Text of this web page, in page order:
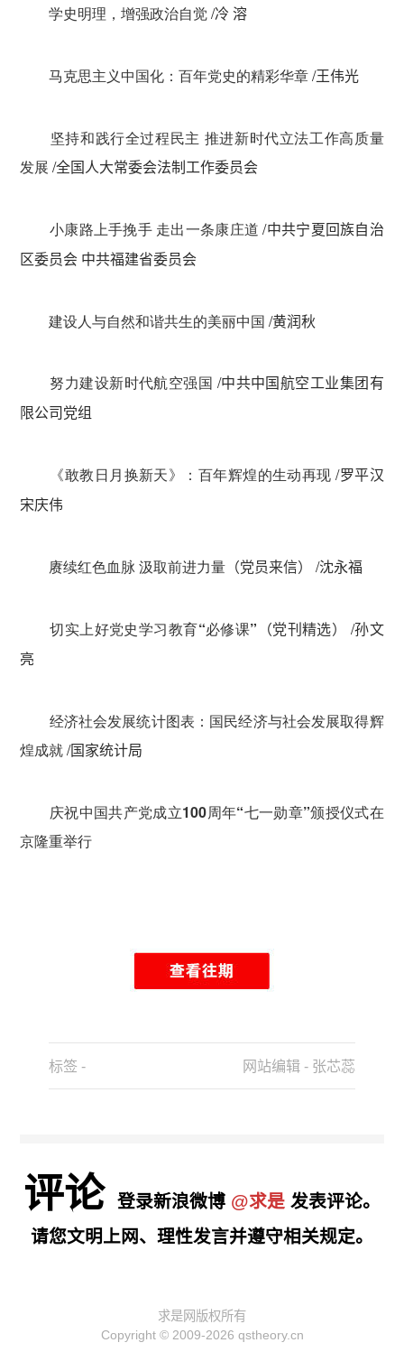
学史明理，增强政治自觉/冷 溶
马克思主义中国化：百年党史的精彩华章/王伟光
坚持和践行全过程民主 推进新时代立法工作高质量
发展 /全国人大常委会法制工作委员会
小康路上手挽手 走出一条康庄道 /中共宁夏回族自治
区委员会 中共福建省委员会
建设人与自然和谐共生的美丽中国 /黄润秋
努力建设新时代航空强国 /中共中国航空工业集团有
限公司党组
《敢教日月换新天》：百年辉煌的生动再现 /罗平汉
宋庆伟
赓续红色血脉 汲取前进力量 （党员来信） /沈永福
切实上好党史学习教育“必修课” （党刊精选） /孙文
亮
经济社会发展统计图表：国民经济与社会发展取得辉
煌成就/国家统计局
庆祝中国共产党成立100周年“七一勋章”颁授仪式在
京隆重举行
标签 - 网站编辑 - 张芯蕊
评论 登录新浪微博 @求是 发表评论。
请您文明上网、理性发言并遵守相关规定。
求是网版权所有
Copyright © 2009-2026 qstheory.cn